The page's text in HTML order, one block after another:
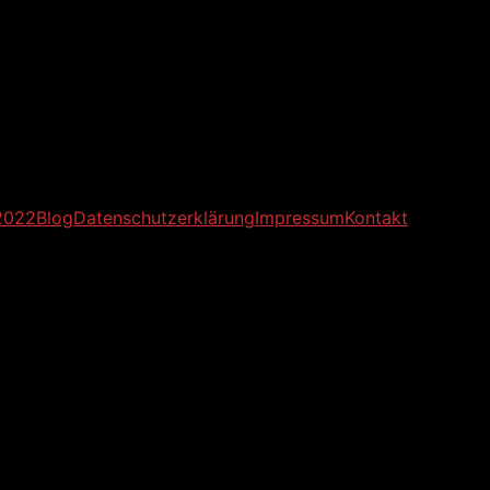
BlogDatenschutzerklärungImpressumKontakt